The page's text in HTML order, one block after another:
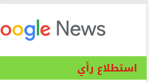
استطلاع رأي